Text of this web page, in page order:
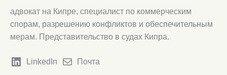
адвокат на Кипре, специалист по коммерческим
спорам, разрешению конфликтов и обеспечительным
мерам. Представительство в судах Кипра.
LinkedIn Почта